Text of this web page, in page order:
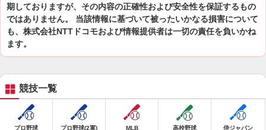
期しておりますが、その内容の正確性および安全性を保証するもの
ではありません。 当該情報に基づいて被ったいかなる損害について
も、株式会社NTTドコモおよび情報提供者は一切の責任を負いかね
ます。
競技一覧
プロ野球 プロ野球(2軍) MLB 高校野球 侍ジャパン